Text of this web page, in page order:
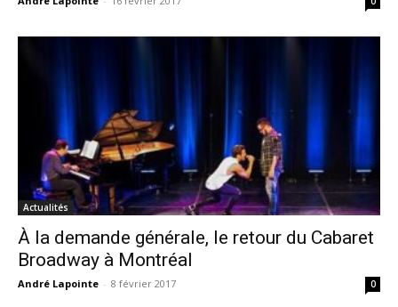
Actualités
À la demande générale, le retour du Cabaret
Broadway à Montréal
André Lapointe - 8 février 2017 0